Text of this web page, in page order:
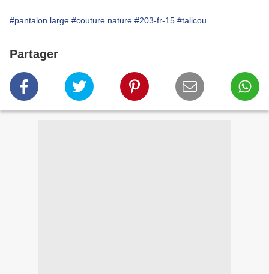
#pantalon large #couture nature #203-fr-15 #talicou
Partager